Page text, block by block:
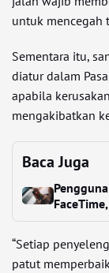
untuk mencegah
Sementara itu,
diatur dalam
apabila
mengakibatkan
Baca Juga
“Setiap
patut